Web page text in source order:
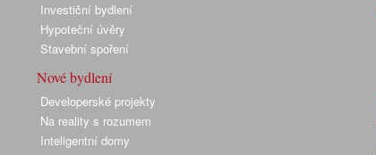
Investiční bydlení
Hypoteční úvěry
Stavební spoření
Nové bydlení
Developerské projekty
Na reality s rozumem
Inteligentní domy